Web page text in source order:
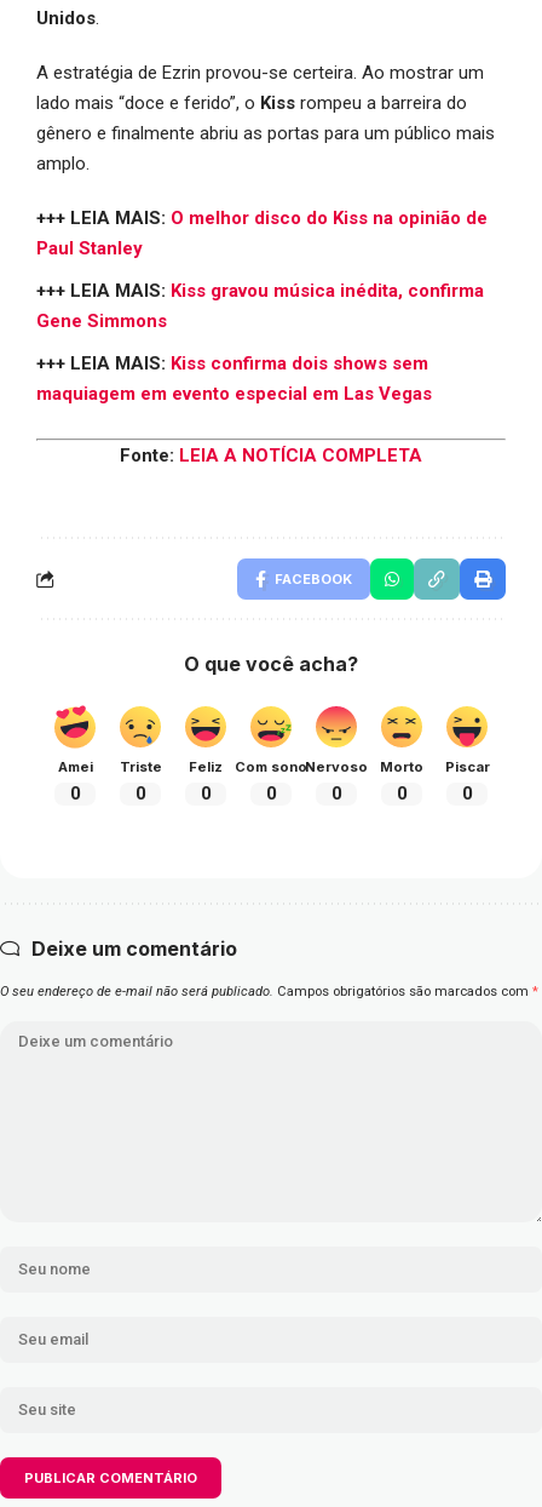
Unidos.
A estratégia de Ezrin provou-se certeira. Ao mostrar um
lado mais “doce e ferido”, o Kiss rompeu a barreira do
gênero e finalmente abriu as portas para um público mais
amplo.
+++ LEIA MAIS: O melhor disco do Kiss na opinião de
Paul Stanley
+++ LEIA MAIS: Kiss gravou música inédita, confirma
Gene Simmons
+++ LEIA MAIS: Kiss confirma dois shows sem
maquiagem em evento especial em Las Vegas
Fonte: LEIA A NOTÍCIA COMPLETA
FACEBOOK
O que você acha?
Amei
0
Triste
0
Feliz
0
Com sono
0
Nervoso
0
Morto
0
Piscar
0
Deixe um comentário
O seu endereço de e-mail não será publicado. Campos obrigatórios são marcados com *